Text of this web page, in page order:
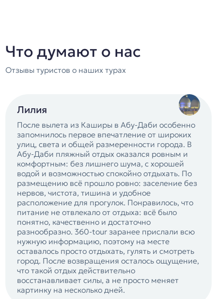
Что думают о нас
Отзывы туристов о наших турах
Лилия
После вылета из Каширы в Абу-Даби особенно
запомнилось первое впечатление от широких
улиц, света и общей размеренности города. В
Абу-Даби пляжный отдых оказался ровным и
комфортным: без лишнего шума, с хорошей
водой и возможностью спокойно отдыхать. По
размещению всё прошло ровно: заселение без
нервов, чистота, тишина и удобное
расположение для прогулок. Понравилось, что
питание не отвлекало от отдыха: всё было
понятно, качественно и достаточно
разнообразно. 360-tour заранее прислали всю
нужную информацию, поэтому на месте
оставалось просто отдыхать, гулять и смотреть
город. После возвращения осталось ощущение,
что такой отдых действительно
восстанавливает силы, а не просто меняет
картинку на несколько дней.